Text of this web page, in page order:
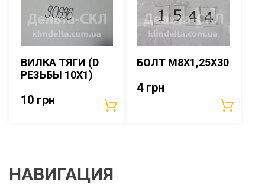
ВИЛКА ТЯГИ (D
РЕЗЬБЫ 10Х1)
10 грн
БОЛТ М8Х1,25Х30
4 грн
НАВИГАЦИЯ